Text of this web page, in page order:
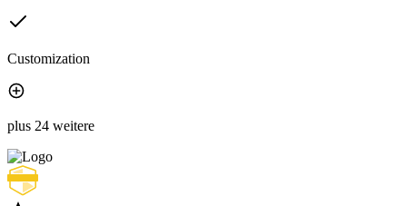
Customization
plus 24 weitere